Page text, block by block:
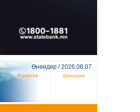
Өнөөдөр / 2026.08.07
Өдөртөө Шөнөдөө